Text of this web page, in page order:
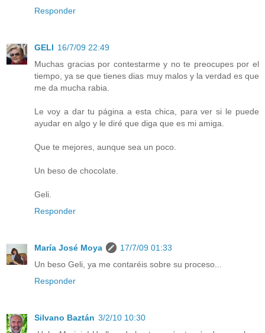
Responder
GELI 16/7/09 22:49
Muchas gracias por contestarme y no te preocupes por el
tiempo, ya se que tienes dias muy malos y la verdad es que
me da mucha rabia.
Le voy a dar tu página a esta chica, para ver si le puede
ayudar en algo y le diré que diga que es mi amiga.
Que te mejores, aunque sea un poco.
Un beso de chocolate.
Geli.
Responder
María José Moya
17/7/09 01:33
Un beso Geli, ya me contaréis sobre su proceso...
Responder
Silvano Baztán 3/2/10 10:30